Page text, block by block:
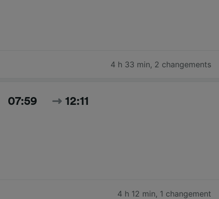
4 h 33 min, 2 changements
07:59 12:11
4 h 12 min, 1 changement